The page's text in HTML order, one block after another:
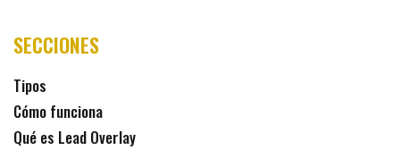
SECCIONES
Tipos
Cómo funciona
Qué es Lead Overlay